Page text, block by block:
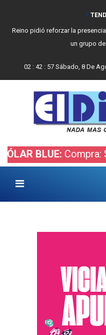
Reino pidió reforzar la
un grupo
02 : 42 : 58 Sábado, 8 De
BLUE: Compra: